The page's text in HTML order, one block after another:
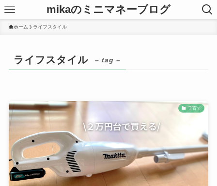
mikaのミニマネーブログ
ホーム ライフスタイル
ライフスタイル – tag –
子育て